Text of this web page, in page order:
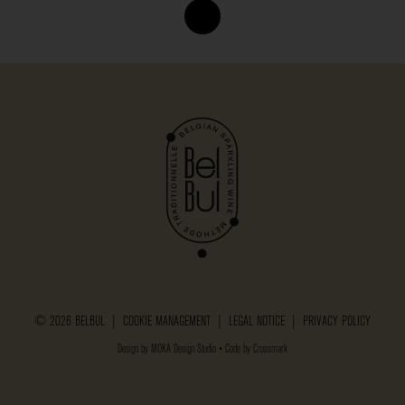
© 2026 BELBUL | COOKIE MANAGEMENT LEGAL NOTICE PRIVACY POLICY
Design by MOKA Design Studio • Code by Crossmark